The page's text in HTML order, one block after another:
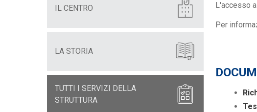
IL CENTRO
LA STORIA
TUTTI I SERVIZI DELLA
STRUTTURA
L'accesso
Per